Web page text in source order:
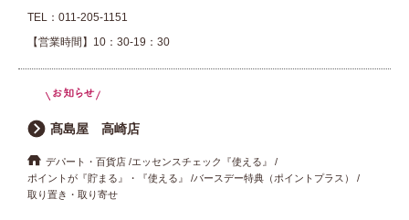
ニュース＆トピックス
企業情報
SNSアカウント一覧
TEL： 011-205-1151
【営業時間】10：30-19：30
髙島屋 高崎店
デパート・百貨店 エッセンスチェック『使える』
ポイントが『貯まる』・『使える』
バースデー特典（ポイントプラス）
取り置き・取り寄せ